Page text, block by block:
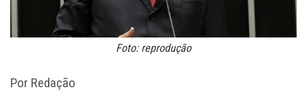
Foto: reprodução
Por Redação